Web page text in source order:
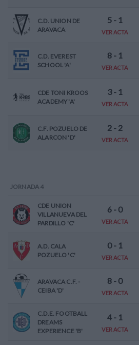
C.D. UNION DE
ARAVACA
5- 1
VER ACTA
C.D. EVEREST
SCHOOL 'A'
8- 1
VER ACTA
CDE TONI KROOS
ACADEMY 'A'
3- 1
VER ACTA
C.F. POZUELO DE
ALARCON 'D'
2- 2
VER ACTA
JORNADA 4
CDE UNION
VILLANUEVA DEL
PARDILLO 'C'
6- 0
VER ACTA
A.D. CALA
POZUELO 'C'
0- 1
VER ACTA
ARAVACA C.F. -
CEIBA 'D'
8- 0
VER ACTA
C.D.E. FOOTBALL
DREAMS
EXPERIENCE 'B'
4- 1
VER ACTA